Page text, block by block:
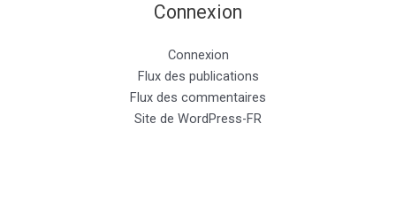
Connexion
Connexion
Flux des publications
Flux des commentaires
Site de WordPress-FR